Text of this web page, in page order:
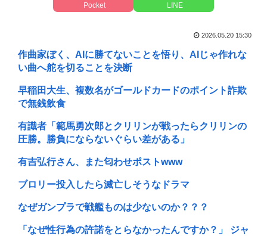
Pocket LINE
2026.05.20 15:30
作曲家ぼく、AIに勝てないことを悟り、AIじゃ作れな
い曲へ舵を切ることを決断
早稲田大生、複数名がゴールドカードのポイント詐欺
で無銭飲食
有識者「範馬勇次郎とクリリンが戦ったらクリリンの
圧勝。勝負にならないぐらい差がある」
有吉弘行さん、また匂わせポストwww
ブロリー投入したら滅亡しそうなドラマ
なぜガンプラで戦艦ものは少ないのか？？？
「なぜ性行為の許諾をとらなかったんですか？」 ジャ